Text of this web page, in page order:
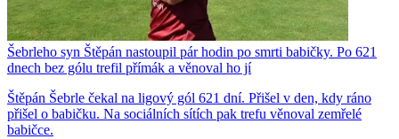
Šebrleho syn Štěpán nastoupil pár hodin po smrti babičky. Po 621
dnech bez gólu trefil přímák a věnoval ho jí
Štěpán Šebrle čekal na ligový gól 621 dní. Přišel v den, kdy ráno
přišel o babičku. Na sociálních sítích pak trefu věnoval zemřelé
babičce.